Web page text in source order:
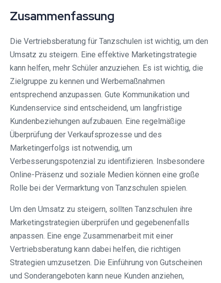
Zusammenfassung
Die Vertriebsberatung für Tanzschulen ist wichtig, um den
Umsatz zu steigern. Eine effektive Marketingstrategie
kann helfen, mehr Schüler anzuziehen. Es ist wichtig, die
Zielgruppe zu kennen und Werbemaßnahmen
entsprechend anzupassen. Gute Kommunikation und
Kundenservice sind entscheidend, um langfristige
Kundenbeziehungen aufzubauen. Eine regelmäßige
Überprüfung der Verkaufsprozesse und des
Marketingerfolgs ist notwendig, um
Verbesserungspotenzial zu identifizieren. Insbesondere
Online-Präsenz und soziale Medien können eine große
Rolle bei der Vermarktung von Tanzschulen spielen.
Um den Umsatz zu steigern, sollten Tanzschulen ihre
Marketingstrategien überprüfen und gegebenenfalls
anpassen. Eine enge Zusammenarbeit mit einer
Vertriebsberatung kann dabei helfen, die richtigen
Strategien umzusetzen. Die Einführung von Gutscheinen
und Sonderangeboten kann neue Kunden anziehen,